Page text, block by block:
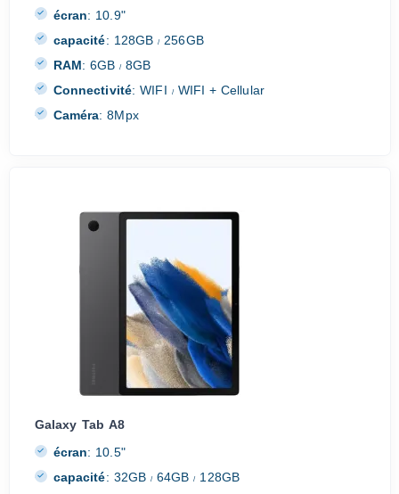
écran: 10.9"
capacité: 128GB/ 256GB
RAM: 6GB/ 8GB
Connectivité: WIFI /WIFI + Cellular
Caméra: 8Mpx
Galaxy Tab A8
écran: 10.5"
capacité: 32GB/ 64GB/ 128GB